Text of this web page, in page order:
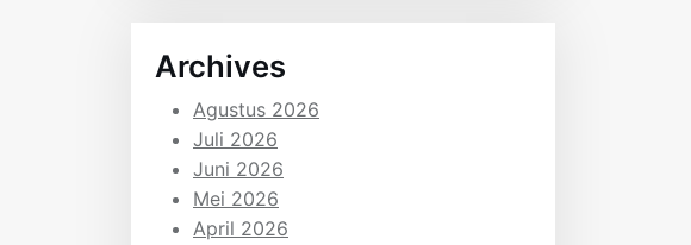
Archives
Agustus 2026
Juli 2026
Juni 2026
Mei 2026
April 2026